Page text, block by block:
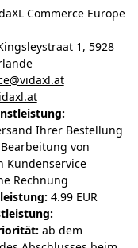
Commerce Europe
1, 5928
Ihrer Bestellung
von
Kundenservice
Rechnung
4.99 EUR
ab dem